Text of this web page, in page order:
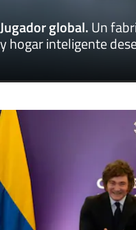
Jugador global.Un
y hogar inteligente